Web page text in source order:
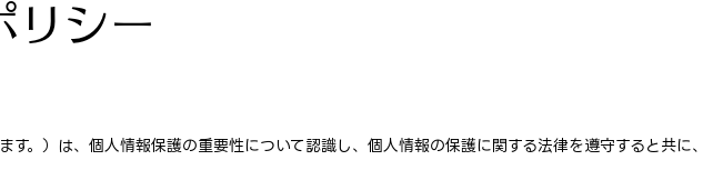
リシー
。）は、個人情報保護の重要性について認識し、個人情報の保護に関する法律を遵守すると共に